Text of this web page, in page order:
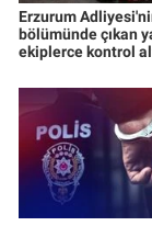
Erzurum
bölümünde çıkan
ekiplerce kontrol